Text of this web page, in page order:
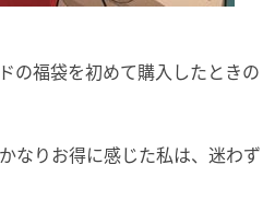
の福袋を初めて購入したときの
なりお得に感じた私は、迷わず